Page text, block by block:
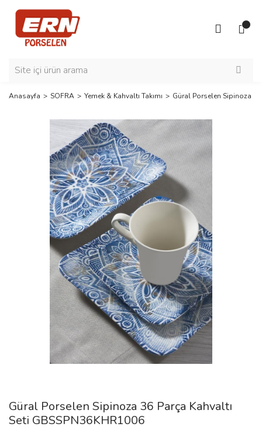
Anasayfa SOFRA Yemek & Kahvaltı Takımı Güral Porselen Sipinoza 36
Güral Porselen Sipinoza 36 Parça Kahvaltı
Seti GBSSPN36KHR1006